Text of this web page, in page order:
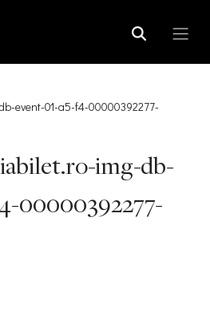
event-01-a5-f4-00000392277-
img-db-
00000392277-